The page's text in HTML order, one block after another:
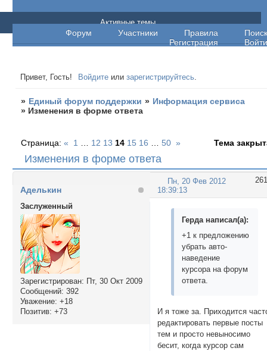
Единый форум поддержки
Форум Участники Правила
Поиск
Регистрация
Войти
Активные темы
Привет, Гость! Войдите илизарегистрируйтесь.
» Единый форум поддержки » Информация сервиса
» Изменения в форме ответа
Изменения в форме ответа
Страница:« 1 12 13 14 15 16 50 » Тема
261
Пн, 20 Фев 2012
18:39:13
Аделькин
Заслуженный
Зарегистрирован: Пт, 30 Окт 2009
Сообщений: 392
Уважение: +18
Позитив: +73
Герда написал(а):
+1 к предложению
убрать авто-
наведение
курсора на форум
ответа.
И я тоже за. Приходится
редактировать первые посты
тем и просто невыносимо
бесит, когда курсор сам